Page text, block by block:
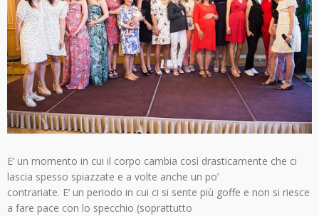
E’ un momento in cui il corpo cambia così drasticamente che ci
lascia spesso spiazzate e a volte anche un po’
contrariate. E’ un periodo in cui ci si sente più goffe e non si riesce
a fare pace con lo specchio (soprattutto